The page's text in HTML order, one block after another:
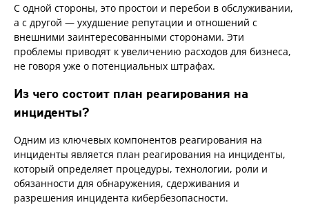
С одной стороны, это простои и перебои в обслуживании,
а с другой — ухудшение репутации и отношений с
внешними заинтересованными сторонами. Эти
проблемы приводят к увеличению расходов для бизнеса,
не говоря уже о потенциальных штрафах.
Из чего состоит план реагирования на
инциденты?
Одним из ключевых компонентов реагирования на
инциденты является план реагирования на инциденты,
который определяет процедуры, технологии, роли и
обязанности для обнаружения, сдерживания и
разрешения инцидента кибербезопасности.